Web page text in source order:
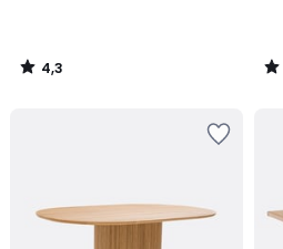
4,3
/
/